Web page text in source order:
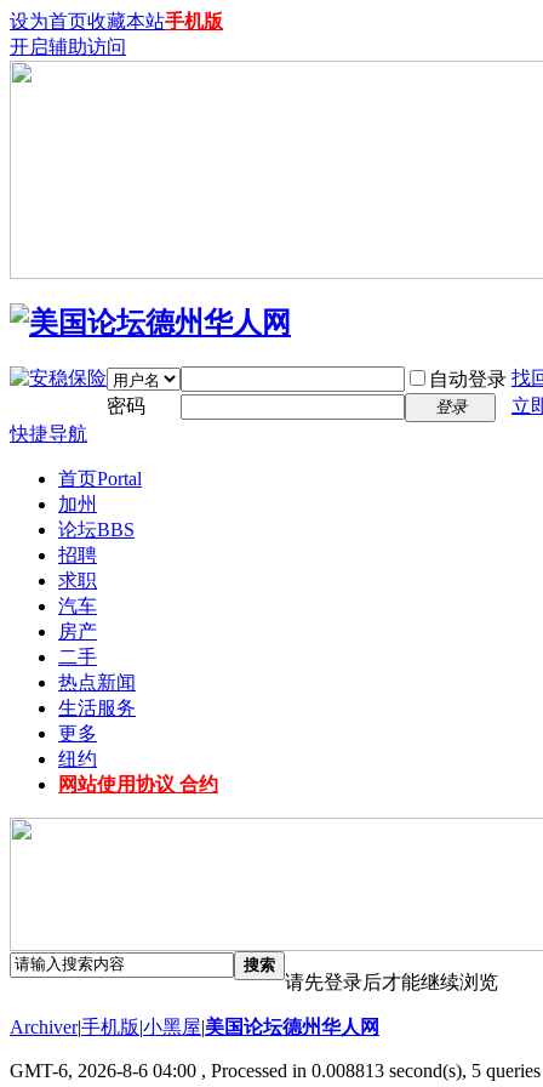
设为首页收藏本站手机版
开启辅助访问
自动登录 找
密码
登录
立
快捷导航
首页Portal
加州
论坛BBS
招聘
求职
汽车
房产
二手
热点新闻
生活服务
更多
纽约
网站使用协议 合约
搜索
请先登录后才能继续浏览
Archiver|手机版|小黑屋|美国论坛德州华人网
GMT-6, 2026-8-6 04:00 , Processed in 0.008813 second(s), 5